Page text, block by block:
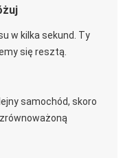
w kilka sekund. Ty
się resztą.
samochód, skoro